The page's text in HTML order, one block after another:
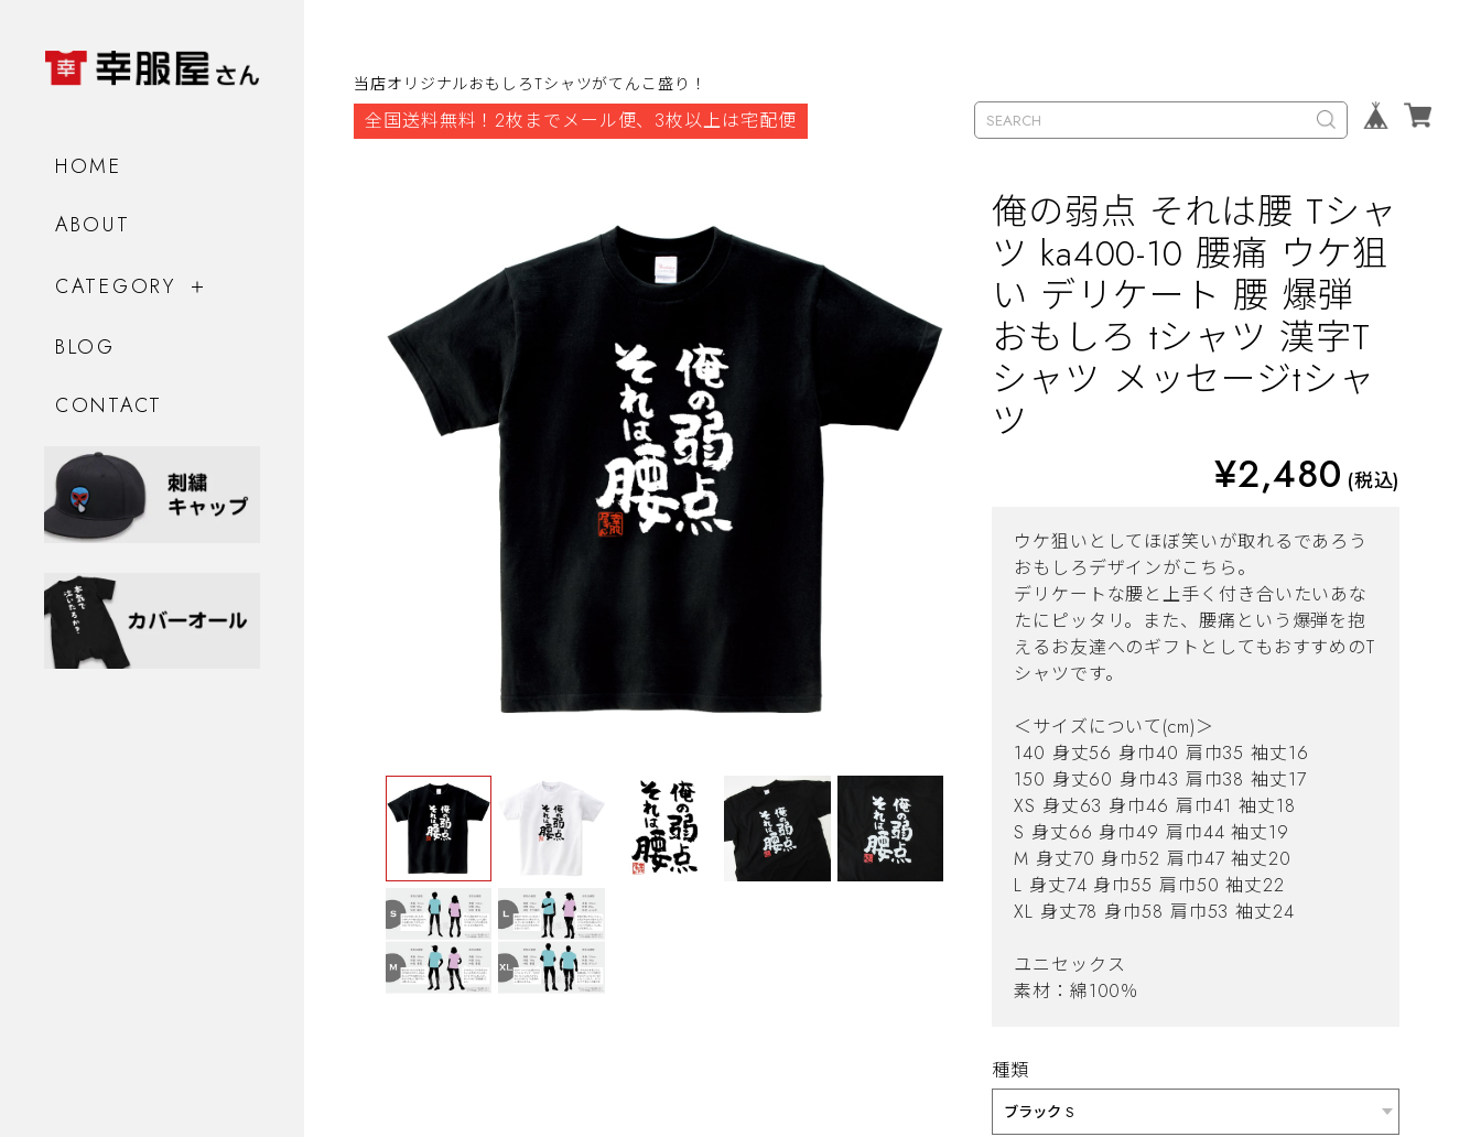
HOME
ABOUT
CATEGORY
BLOG
CONTACT
当店オリジナルおもしろTシャツがてんこ盛り！
全国送料無料！2枚までメール便、3枚以上は宅配便
俺の弱点 それは腰 Tシャ
ツ ka400-10 腰痛 ウケ狙
い デリケート 腰 爆弾
おもしろ tシャツ 漢字T
シャツ メッセージtシャ
ツ
¥2,480 (税込)
ウケ狙いとしてほぼ笑いが取れるであろう
おもしろデザインがこちら。
デリケートな腰と上手く付き合いたいあな
たにピッタリ。また、腰痛という爆弾を抱
えるお友達へのギフトとしてもおすすめのT
シャツです。
＜サイズについて(cm)＞
140 身丈56 身巾40 肩巾35 袖丈16
150 身丈60 身巾43 肩巾38 袖丈17
XS 身丈63 身巾46 肩巾41 袖丈18
S 身丈66 身巾49 肩巾44 袖丈19
M 身丈70 身巾52 肩巾47 袖丈20
L 身丈74 身巾55 肩巾50 袖丈22
XL 身丈78 身巾58 肩巾53 袖丈24
ユニセックス
素材：綿100％
種類